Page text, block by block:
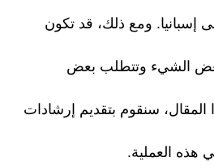
إسبانيا. ومع ذلك، قد تكون
الشيء وتتطلب بعض
المقال، سنقوم بتقديم إرشادات
هذه العملية.